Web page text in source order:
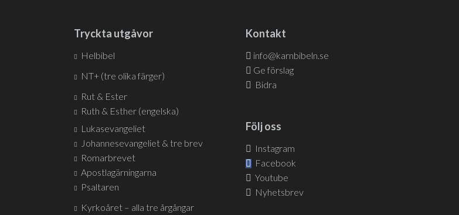
Tryckta utgåvor
Helbibel
NT+ (tre olika färger)
Rut & Ester
Ruth & Esther (engelska)
Lukasevangeliet
Johannesevangeliet & tre brev
Romarbrevet
Apostlagärningarna
Psaltaren
Kyrkoåret – alla tre årgångar
Kontakt
info@karnbibeln.se
Ge förslag
Bidra
Följ oss
Instagram
Facebook
Youtube
Nyhetsbrev